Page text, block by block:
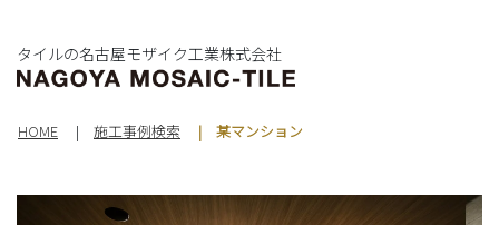
タイルの名古屋モザイク工業株式会社
HOME 施工事例検索 某マンション